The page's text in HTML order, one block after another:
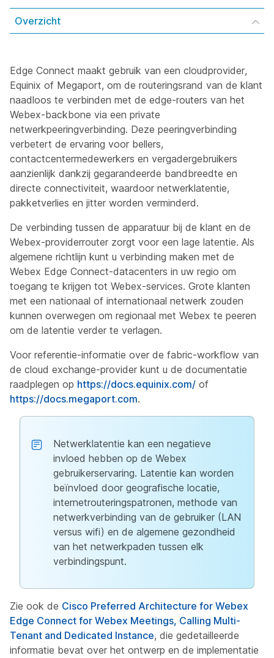
Overzicht
Edge Connect maakt gebruik van een cloudprovider,
Equinix of Megaport, om de routeringsrand van de klant
naadloos te verbinden met de edge-routers van het
Webex-backbone via een private
netwerkpeeringverbinding. Deze peeringverbinding
verbetert de ervaring voor bellers,
contactcentermedewerkers en vergadergebruikers
aanzienlijk dankzij gegarandeerde bandbreedte en
directe connectiviteit, waardoor netwerklatentie,
pakketverlies en jitter worden verminderd.
De verbinding tussen de apparatuur bij de klant en de
Webex-providerrouter zorgt voor een lage latentie. Als
algemene richtlijn kunt u verbinding maken met de
Webex Edge Connect-datacenters in uw regio om
toegang te krijgen tot Webex-services. Grote klanten
met een nationaal of internationaal netwerk zouden
kunnen overwegen om regionaal met Webex te peeren
om de latentie verder te verlagen.
Voor referentie-informatie over de fabric-workflow van
de cloud exchange-provider kunt u de documentatie
raadplegen op https://docs.equinix.com/ of
https://docs.megaport.com.
Netwerklatentie kan een negatieve
invloed hebben op de Webex
gebruikerservaring. Latentie kan worden
beïnvloed door geografische locatie,
internetrouteringspatronen, methode van
netwerkverbinding van de gebruiker (LAN
versus wifi) en de algemene gezondheid
van het netwerkpaden tussen elk
verbindingspunt.
Zie ook de Cisco Preferred Architecture for Webex
Edge Connect for Webex Meetings, Calling Multi-
Tenant and Dedicated Instance, die gedetailleerde
informatie bevat over het ontwerp en de implementatie